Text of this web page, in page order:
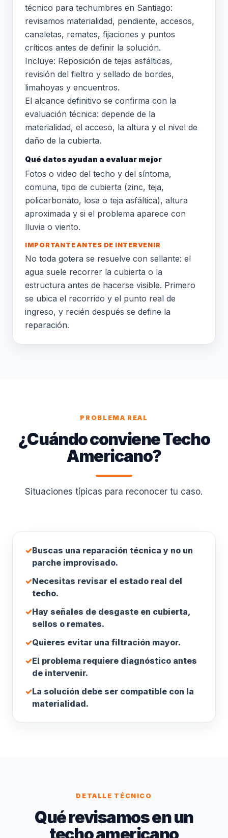
técnico para techumbres en Santiago:
revisamos materialidad, pendiente, accesos,
canaletas, remates, fijaciones y puntos
críticos antes de definir la solución.
Incluye: Reposición de tejas asfálticas,
revisión del fieltro y sellado de bordes,
limahoyas y encuentros.
El alcance definitivo se confirma con la
evaluación técnica: depende de la
materialidad, el acceso, la altura y el nivel de
daño de la cubierta.
Qué datos ayudan a evaluar mejor
Fotos o video del techo y del síntoma,
comuna, tipo de cubierta (zinc, teja,
policarbonato, losa o teja asfáltica), altura
aproximada y si el problema aparece con
lluvia o viento.
IMPORTANTE ANTES DE INTERVENIR
No toda gotera se resuelve con sellante: el
agua suele recorrer la cubierta o la
estructura antes de hacerse visible. Primero
se ubica el recorrido y el punto real de
ingreso, y recién después se define la
reparación.
PROBLEMA REAL
¿Cuándo conviene Techo
Americano?
Situaciones típicas para reconocer tu caso.
✓Buscas una reparación técnica y no un
parche improvisado.
✓Necesitas revisar el estado real del
techo.
✓Hay señales de desgaste en cubierta,
sellos o remates.
✓Quieres evitar una filtración mayor.
✓El problema requiere diagnóstico antes
de intervenir.
✓La solución debe ser compatible con la
materialidad.
DETALLE TÉCNICO
Qué revisamos en un